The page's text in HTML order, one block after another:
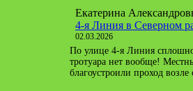
Екатерина
4-я Линия в Северном
02.03.2026
По улице 4-я Линия
тротуара нет вообще!
благоустроили проход